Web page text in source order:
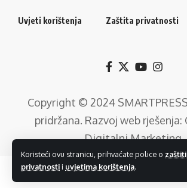
Koristeći ovu stranicu, prihvaćate police o zaštiti
privatnostii uvjetima korištenja.
Uvjeti korištenja Zaštita privatnosti
Copyright © 2024 SMARTPRESS
pridržana. Razvoj web rješenja:
Digitalni Marketing.